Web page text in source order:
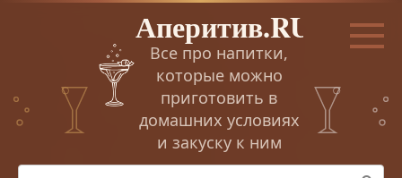
Перейти
Аперитив.RU
Все про напитки,
которые можно
приготовить в
домашних условиях
и закуску к ним
Поиск: